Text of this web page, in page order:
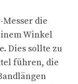
Messer die
Winkel
Dies sollte zu
führen, die